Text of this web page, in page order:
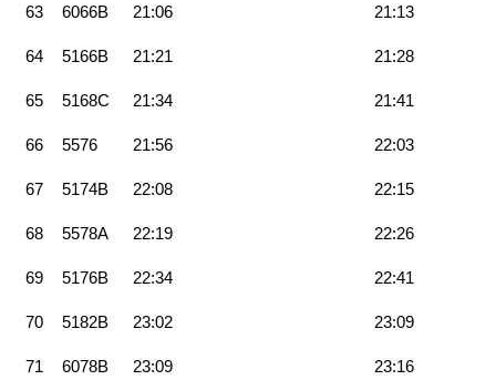
63 6066B 21:06 21:13
64 5166B 21:21 21:28
65 5168C 21:34 21:41
66 5576 21:56 22:03
67 5174B 22:08 22:15
68 5578A 22:19 22:26
69 5176B 22:34 22:41
70 5182B 23:02 23:09
71 6078B 23:09 23:16